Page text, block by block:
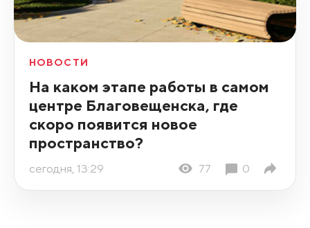
НОВОСТИ
На каком этапе работы в самом
центре Благовещенска, где
скоро появится новое
пространство?
сегодня, 13:29 77 0